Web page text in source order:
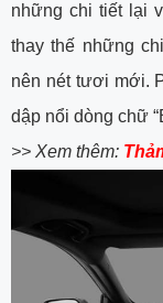
những chi tiết lại
thay thế những
nên nét tươi mới.
dập nổi dòng chữ
>> Xem thêm: